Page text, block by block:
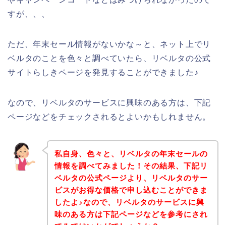
すが、、、
ただ、年末セール情報がないかな～と、ネット上でリ
ベルタのことを色々と調べていたら、リベルタの公式
サイトらしきページを発見することができました♪
なので、リベルタのサービスに興味のある方は、下記
ページなどをチェックされるとよいかもしれません。
私自身、色々と、リベルタの年末セールの
情報を調べてみました！その結果、下記リ
ベルタの公式ページより、リベルタのサー
ビスがお得な価格で申し込むことができま
したよ♪なので、リベルタのサービスに興
味のある方は下記ページなどを参考にされ